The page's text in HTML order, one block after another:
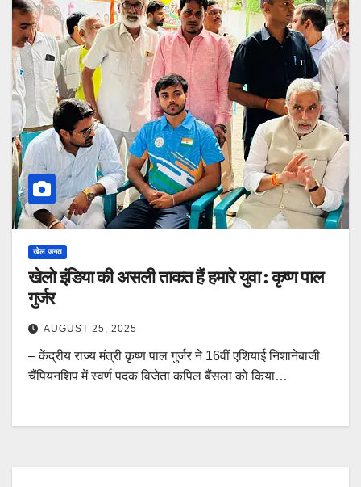
खेल जगत
खेलो इंडिया की असली ताकत हैं हमारे युवा : कृष्ण पाल
गुर्जर
AUGUST 25, 2025
– केंद्रीय राज्य मंत्री कृष्ण पाल गुर्जर ने 16वीं एशियाई निशानेबाजी
चैंपियनशिप में स्वर्ण पदक विजेता कपिल बैंसला को किया…